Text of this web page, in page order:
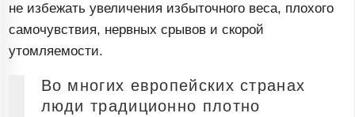
не избежать увеличения избыточного веса, плохого
самочувствия, нервных срывов и скорой
утомляемости.
Во многих европейских странах
люди традиционно плотно